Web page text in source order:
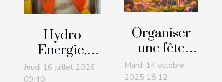
Hydro
Energie,
expert de
Jeudi 16 juillet 2026
09:40
Organiser
une fête
thématique
avec une
Mardi 14 octobre
2025 18:12